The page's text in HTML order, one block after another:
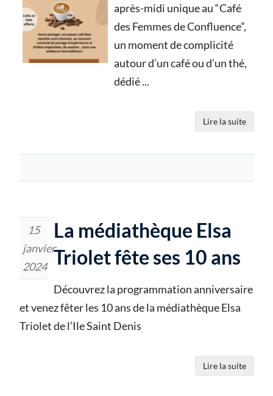
après-midi unique au “Café
des Femmes de Confluence”,
un moment de complicité
autour d’un café ou d’un thé,
dédié...
Lire la suite
15
janvier
2024
La médiathèque Elsa
Triolet fête ses 10 ans
Découvrez la programmation anniversaire
et venez fêter les 10 ans de la médiathèque Elsa
Triolet de l’Ile Saint Denis
Lire la suite